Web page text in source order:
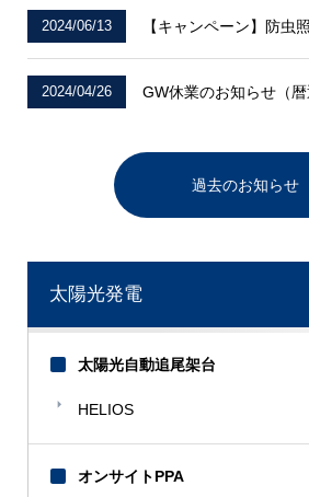
2024/06/13
2024/04/26
過去のお知らせ
太陽光発電
太陽光自動追尾架台
HELIOS
オンサイトPPA